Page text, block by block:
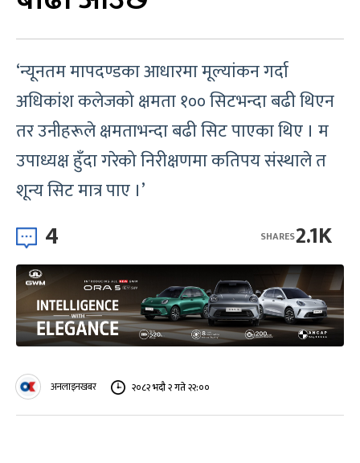
‘न्यूनतम मापदण्डका आधारमा मूल्यांकन गर्दा
अधिकांश कलेजको क्षमता १०० सिटभन्दा बढी थिएन
तर उनीहरूले क्षमताभन्दा बढी सिट पाएका थिए । म
उपाध्यक्ष हुँदा गरेको निरीक्षणमा कतिपय संस्थाले त
शून्य सिट मात्र पाए ।’
4 2.1K
SHARES
अनलाइनखबर २०८२ भदौ २ गते २२:००